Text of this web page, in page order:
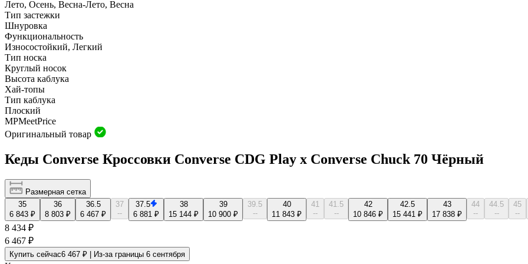
Лето, Осень, Весна-Лето, Весна
Тип застежки
Шнуровка
Функциональность
Износостойкий, Легкий
Тип носка
Круглый носок
Высота каблука
Хай-топы
Тип каблука
Плоский
MPMeetPrice
Оригинальный товар
Кеды Converse Кроссовки Converse CDG Play x Converse Chuck 70 Чёрный
Размерная сетка
35
6 843 ₽
36
8 803 ₽
36.5
6 467 ₽
37
--
37.5
6 881 ₽
38
15 144 ₽
39
10 900 ₽
39.5
--
40
11 843 ₽
41
--
41.5
--
42
10 846 ₽
42.5
15 441 ₽
43
17 838 ₽
44
--
44.5
--
45
--
8 434 ₽
6 467 ₽
Купить сейчас6 467 ₽ | Из-за границы 6 сентября